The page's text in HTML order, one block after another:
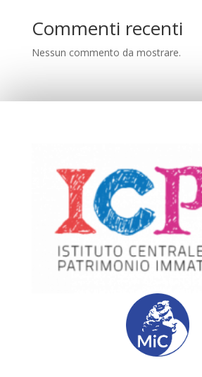
Commenti recenti
Nessun commento da mostrare.